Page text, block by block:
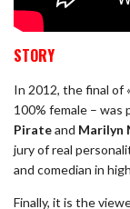
STORY
In 2012, the final of
100% female – was
Pirateand Marilyn
jury of real
and comedian in
Finally, it is the